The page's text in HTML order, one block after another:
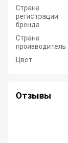
Страна
регистрации
бренда
Страна
производитель
Цвет
Отзывы